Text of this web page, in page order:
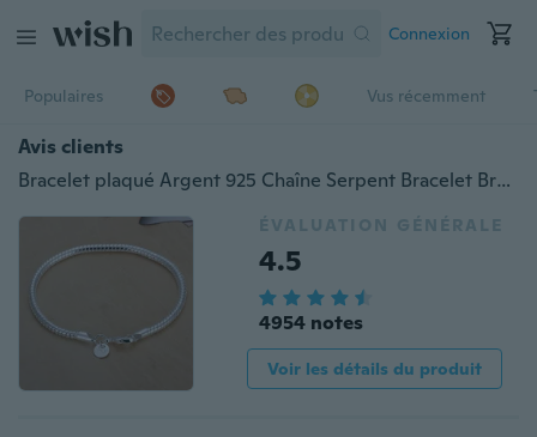
Connexion
Populaires Vus récemment
Avis clients
Bracelet plaqué Argent 925 Chaîne Serpent Bracelet Bracelet Européen Bracelet Bracelet Chaud Bricolage
ÉVALUATION GÉNÉRALE
4.5
4954 notes
Voir les détails du produit